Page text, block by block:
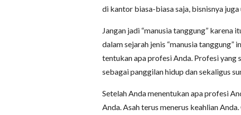
di kantor biasa-biasa saja, bisnisnya
Jangan jadi “manusia tanggung”
dalam sejarah jenis “manusia tanggung”
tentukan apa profesi Anda. Profesi yang
sebagai panggilan hidup dan sekaligus
Setelah Anda menentukan apa profesi
Anda. Asah terus menerus keahlian